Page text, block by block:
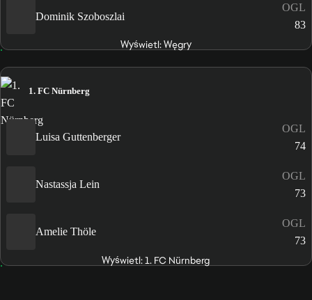
Dominik Szoboszlai
OGL
83
Wyświetl: Węgry
1. FC Nürnberg
Luisa Guttenberger
OGL
74
Nastassja Lein
OGL
73
Amelie Thöle
OGL
73
Wyświetl: 1. FC Nürnberg